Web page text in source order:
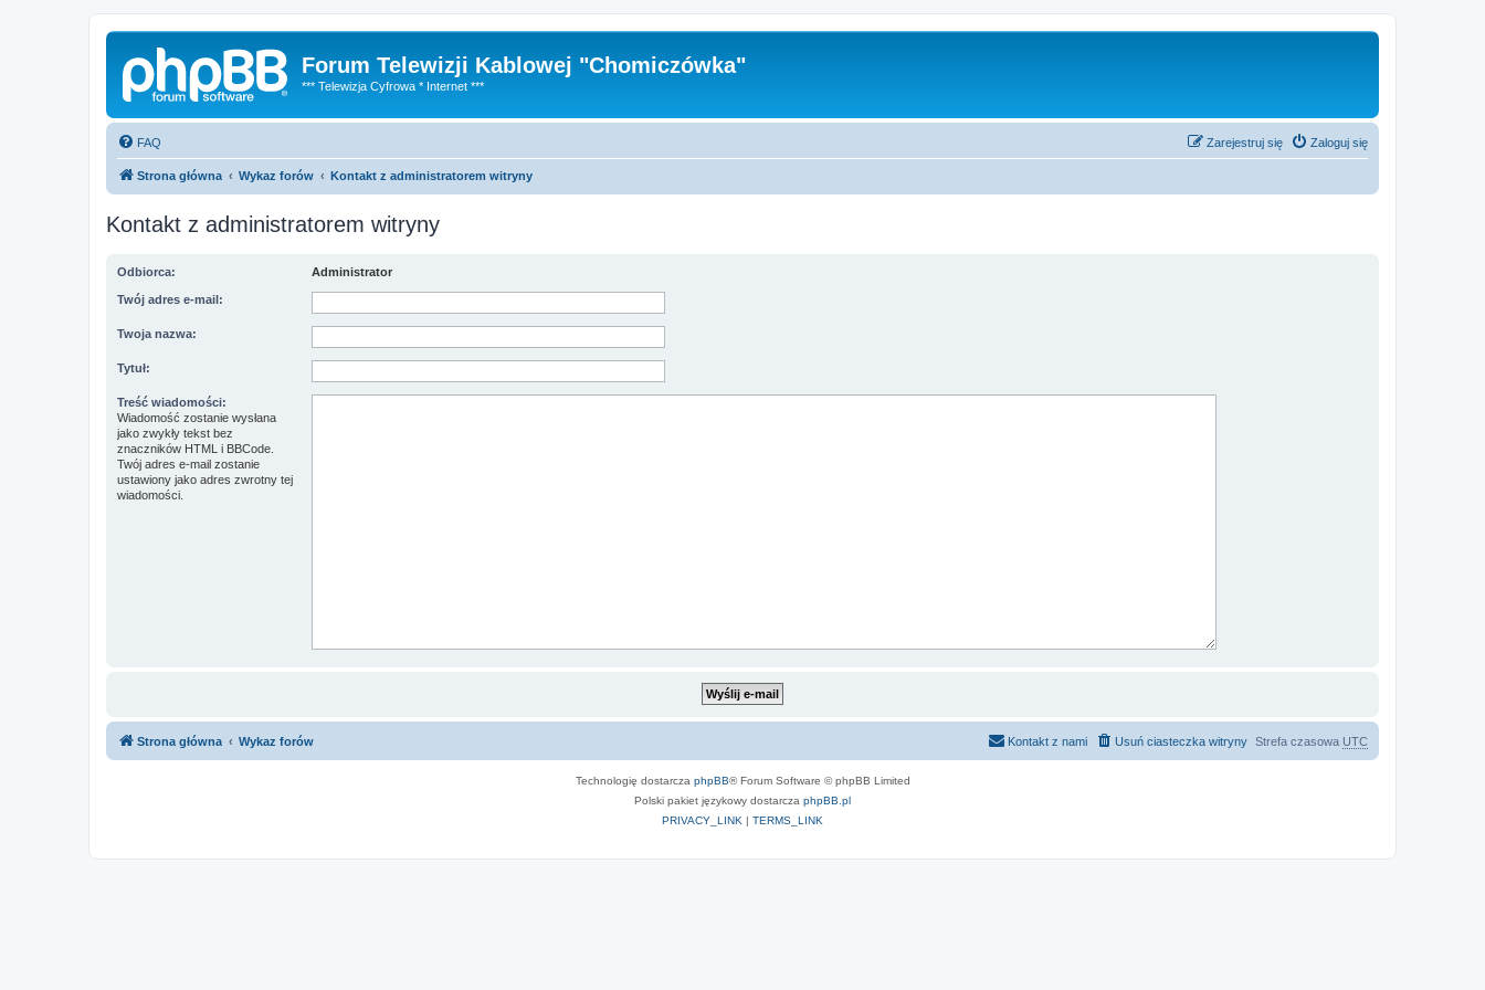
Forum Telewizji Kablowej "Chomiczówka"
*** Telewizja Cyfrowa * Internet ***
FAQ Zaloguj się
Zarejestruj się
Strona główna Wykaz forów Kontakt z administratorem witryny
Kontakt z administratorem witryny
Odbiorca: Administrator
Twój adres e-mail:
Twoja nazwa:
Tytuł:
Treść wiadomości:
Wiadomość zostanie wysłana
jako zwykły tekst bez
znaczników HTML i BBCode.
Twój adres e-mail zostanie
ustawiony jako adres zwrotny tej
wiadomości.
Strona główna Wykaz forów Strefa czasowa UTC
Usuń ciasteczka witryny
Kontakt z nami
Technologię dostarcza phpBB® Forum Software © phpBB Limited
Polski pakiet językowy dostarcza phpBB.pl
PRIVACY_LINK | TERMS_LINK